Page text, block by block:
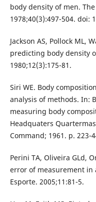
body density of men.
1978;40(3):497-504. doi:
Jackson AS, Pollock ML,
predicting body density
1980;12(3):175-81.
Siri WE. Body
analysis of methods. In:
measuring body
Headquaters
Command; 1961. p. 223-
Perini TA, Oliveira GLd,
error of measurement in
Esporte. 2005;11:81-5.